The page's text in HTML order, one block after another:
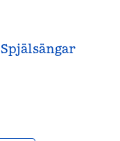
Spjälsängar